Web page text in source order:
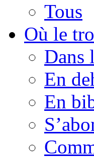
Tous
Où le
Dans
En
En